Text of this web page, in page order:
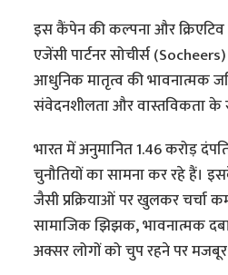
इस कैंपेन की कल्पना और क्रिएटिव
एजेंसी पार्टनर सोचीर्स
आधुनिक मातृत्व की भावनात्मक
संवेदनशीलता और वास्तविकता के
भारत में अनुमानित 1.46 करोड़
चुनौतियों का सामना कर रहे हैं।
जैसी प्रक्रियाओं पर खुलकर चर्चा
सामाजिक झिझक, भावनात्मक
अक्सर लोगों को चुप रहने पर